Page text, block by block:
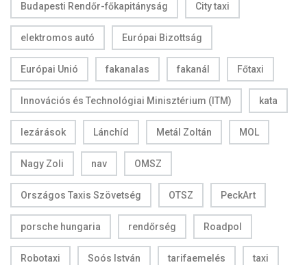
Budapesti Rendőr-főkapitányság City taxi
elektromos autó Európai Bizottság
Európai Unió fakanalas fakanál Főtaxi
Innovációs és Technológiai Minisztérium (ITM) kata
lezárások Lánchíd Metál Zoltán MOL
Nagy Zoli nav OMSZ
Országos Taxis Szövetség OTSZ PeckArt
porsche hungaria rendőrség Roadpol
Robotaxi Soós István tarifaemelés taxi